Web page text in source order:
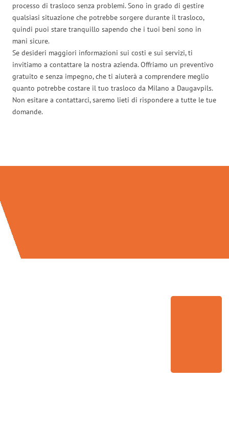
processo di trasloco senza problemi. Sono in grado di gestire
qualsiasi situazione che potrebbe sorgere durante il trasloco,
quindi puoi stare tranquillo sapendo che i tuoi beni sono in
mani sicure.
Se desideri maggiori informazioni sui costi e sui servizi, ti
invitiamo a contattare la nostra azienda. Offriamo un preventivo
gratuito e senza impegno, che ti aiuterà a comprendere meglio
quanto potrebbe costare il tuo trasloco da Milano a Daugavpils.
Non esitare a contattarci, saremo lieti di rispondere a tutte le tue
domande.